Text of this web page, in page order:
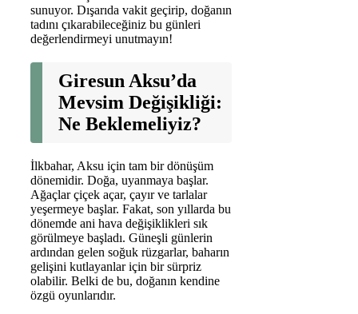
sunuyor. Dışarıda vakit geçirip, doğanın
tadını çıkarabileceğiniz bu günleri
değerlendirmeyi unutmayın!
Giresun Aksu’da
Mevsim Değişikliği:
Ne Beklemeliyiz?
İlkbahar, Aksu için tam bir dönüşüm
dönemidir. Doğa, uyanmaya başlar.
Ağaçlar çiçek açar, çayır ve tarlalar
yeşermeye başlar. Fakat, son yıllarda bu
dönemde ani hava değişiklikleri sık
görülmeye başladı. Güneşli günlerin
ardından gelen soğuk rüzgarlar, baharın
gelişini kutlayanlar için bir sürpriz
olabilir. Belki de bu, doğanın kendine
özgü oyunlarıdır.